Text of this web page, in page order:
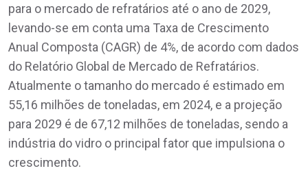
para o mercado de refratários até o ano de 2029,
levando-se em conta uma Taxa de Crescimento
Anual Composta (CAGR) de 4%, de acordo com dados
do Relatório Global de Mercado de Refratários.
Atualmente o tamanho do mercado é estimado em
55,16 milhões de toneladas, em 2024, e a projeção
para 2029 é de 67,12 milhões de toneladas, sendo a
indústria do vidro o principal fator que impulsiona o
crescimento.